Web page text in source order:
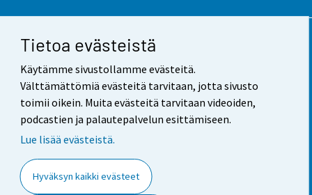
Tietoa evästeistä
Käytämme sivustollamme evästeitä.
Välttämättömiä evästeitä tarvitaan, jotta sivusto
toimii oikein. Muita evästeitä tarvitaan videoiden,
podcastien ja palautepalvelun esittämiseen.
Lue lisää evästeistä.
Hyväksyn kaikki evästeet
Yhteystiedot
Palaute
Käyttöehdot
Saavutettavuus
Tietoa sivustosta